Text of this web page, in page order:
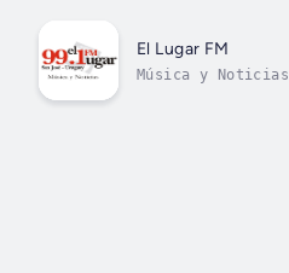
El Lugar FM
Música y Noticias